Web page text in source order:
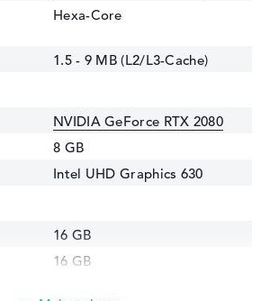
Hexa-Core
1.5 - 9 MB (L2/L3-Cache)
NVIDIA GeForce RTX 2080
8 GB
Intel UHD Graphics 630
16 GB
16 GB